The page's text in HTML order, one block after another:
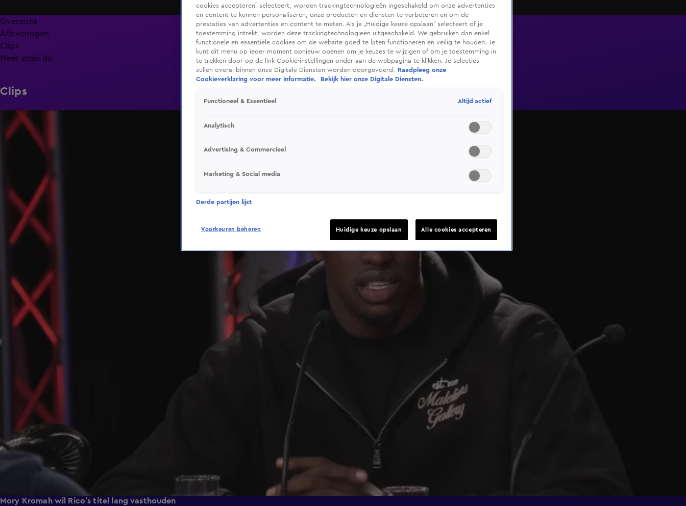
Overzicht
Afleveringen
Clips
Meer zoals dit
Clips
Mory Kromah wil Rico’s titel lang vasthouden
cookies accepteren” selecteert, worden trackingtechnologieën ingeschakeld om onze advertenties
en content te kunnen personaliseren, onze producten en diensten te verbeteren en om de
prestaties van advertenties en content te meten. Als je „Huidige keuze opslaan” selecteert of je
toestemming intrekt, worden deze trackingtechnologieën uitgeschakeld. We gebruiken dan enkel
functionele en essentiële cookies om de website goed te laten functioneren en veilig te houden. Je
kunt dit menu op ieder moment opnieuw openen om je keuzes te wijzigen of om je toestemming in
te trekken door op de link Cookie-instellingen onder aan de webpagina te klikken. Je selecties
zullen overal binnen onze Digitale Diensten worden doorgevoerd.
Raadpleeg onze
Cookieverklaring voor meer informatie.
Bekijk hier onze Digitale Diensten.
Functioneel & Essentieel Altijd actief
Analytisch
Advertising & Commercieel
Marketing & Social media
Derde partijen lijst
Voorkeuren beheren Huidige keuze opslaan Alle cookies accepteren